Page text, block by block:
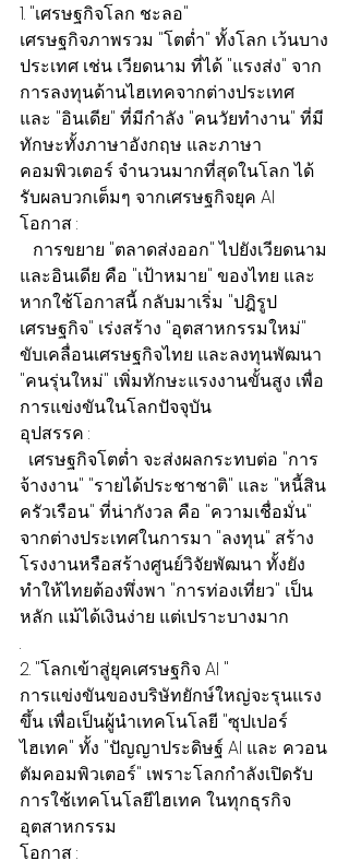
1. "เศรษฐกิจโลก ชะลอ"
เศรษฐกิจภาพรวม "โตต่ำ" ทั้งโลก เว้นบาง
ประเทศ เช่น เวียดนาม ที่ได้ "แรงส่ง" จาก
การลงทุนด้านไฮเทคจากต่างประเทศ
และ "อินเดีย" ที่มีกำลัง "คนวัยทำงาน" ที่มี
ทักษะทั้งภาษาอังกฤษ และภาษา
คอมพิวเตอร์ จำนวนมากที่สุดในโลก ได้
รับผลบวกเต็มๆ จากเศรษฐกิจยุค AI
โอกาส :
การขยาย "ตลาดส่งออก" ไปยังเวียดนาม
และอินเดีย คือ "เป้าหมาย" ของไทย และ
หากใช้โอกาสนี้ กลับมาเริ่ม "ปฎิรูป
เศรษฐกิจ" เร่งสร้าง "อุตสาหกรรมใหม่"
ขับเคลื่อนเศรษฐกิจไทย และลงทุนพัฒนา
"คนรุ่นใหม่" เพิ่มทักษะแรงงานขั้นสูง เพื่อ
การแข่งขันในโลกปัจจุบัน
อุปสรรค :
เศรษฐกิจโตต่ำ จะส่งผลกระทบต่อ "การ
จ้างงาน" "รายได้ประชาชาติ" และ "หนี้สิน
ครัวเรือน" ที่น่ากังวล คือ "ความเชื่อมั่น"
จากต่างประเทศในการมา "ลงทุน" สร้าง
โรงงานหรือสร้างศูนย์วิจัยพัฒนา ทั้งยัง
ทำให้ไทยต้องพึ่งพา "การท่องเที่ยว" เป็น
หลัก แม้ได้เงินง่าย แต่เปราะบางมาก
.
2. "โลกเข้าสู่ยุคเศรษฐกิจ AI "
การแข่งขันของบริษัทยักษ์ใหญ่จะรุนแรง
ขึ้น เพื่อเป็นผู้นำเทคโนโลยี "ซุปเปอร์
ไฮเทค" ทั้ง "ปัญญาประดิษฐ์ AI และ ควอน
ตัมคอมพิวเตอร์" เพราะโลกกำลังเปิดรับ
การใช้เทคโนโลยีไฮเทค ในทุกธุรกิจ
อุตสาหกรรม
โอกาส :